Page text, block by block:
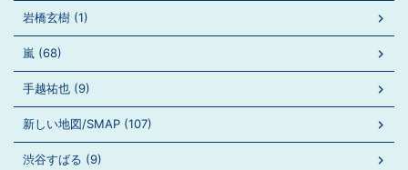
岩橋玄樹 (1)
嵐 (68)
手越祐也 (9)
新しい地図/SMAP (107)
渋谷すばる (9)